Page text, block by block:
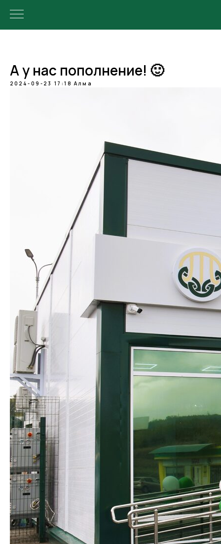
А у нас пополнение! 🙂
2024-09-23 17:18 Алма